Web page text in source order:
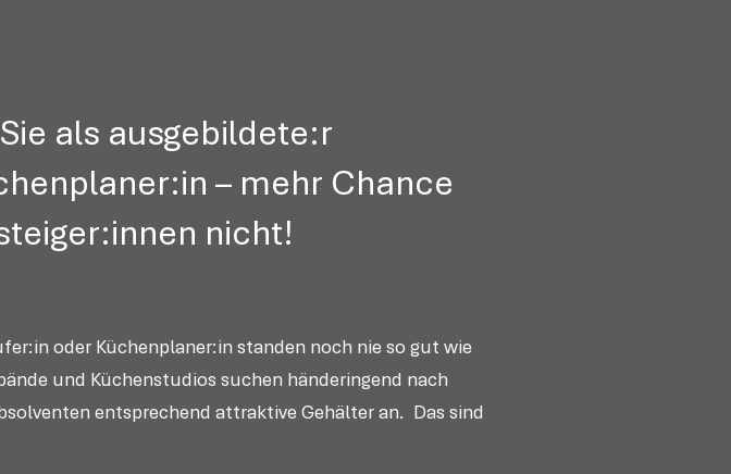
als ausgebildete:r
– mehr Chance
nicht!
oder Küchenplaner:in standen noch nie so gut wie
und Küchenstudios suchen händeringend nach
entsprechend attraktive Gehälter an. Das sind